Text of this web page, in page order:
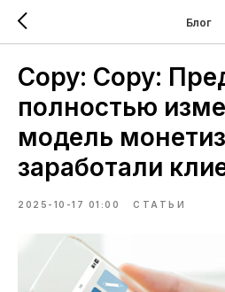
Блог
Copy: Copy:
полностью
модель
заработали
2025-10-17 01:00 СТАТЬИ